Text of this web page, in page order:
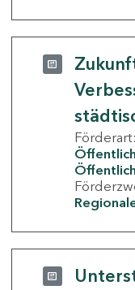
Förderart: